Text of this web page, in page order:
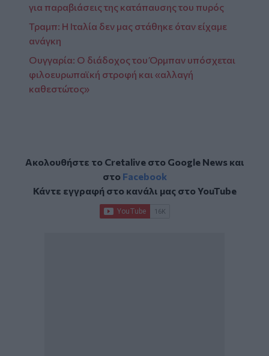
για παραβιάσεις της κατάπαυσης του πυρός
Τραμπ: Η Ιταλία δεν μας στάθηκε όταν είχαμε
ανάγκη
Ουγγαρία: Ο διάδοχος του Όρμπαν υπόσχεται
φιλοευρωπαϊκή στροφή και «αλλαγή
καθεστώτος»
Ακολουθήστε το Cretalive στο Google Newsκαι
στο Facebook
Κάντε εγγραφή στο κανάλι μας στοYouTube